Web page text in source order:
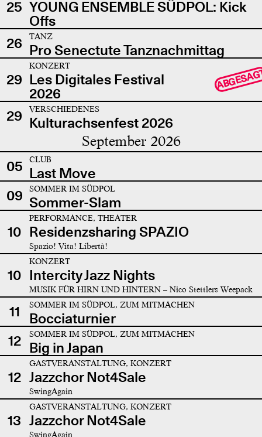
25 YOUNG ENSEMBLE SÜDPOL: Kick
Offs
26
TANZ
Pro Senectute Tanznachmittag
29
KONZERT
Les Digitales Festival
2026
29 VERSCHIEDENES
Kulturachsenfest 2026
September 2026
05 CLUB
Last Move
09
SOMMER IM SÜDPOL
Sommer-Slam
10
PERFORMANCE, THEATER
Residenzsharing SPAZIO
Spazio! Vita! Libertà!
10
KONZERT
Intercity Jazz Nights
MUSIK FÜR HIRN UND HINTERN – Nico Stettlers Weepack
11 SOMMER IM SÜDPOL, ZUM MITMACHEN
Bocciaturnier
12
SOMMER IM SÜDPOL, ZUM MITMACHEN
Big in Japan
12
GASTVERANSTALTUNG, KONZERT
Jazzchor Not4Sale
SwingAgain
13
GASTVERANSTALTUNG, KONZERT
Jazzchor Not4Sale
SwingAgain